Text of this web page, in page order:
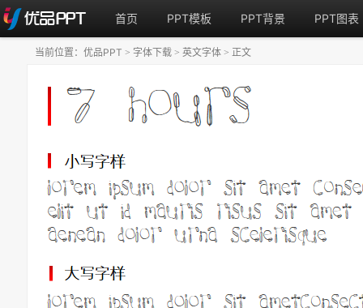
首页 PPT模板 PPT背景 PPT图表
当前位置： 优品PPT > 字体下载 > 英文字体 > 正文